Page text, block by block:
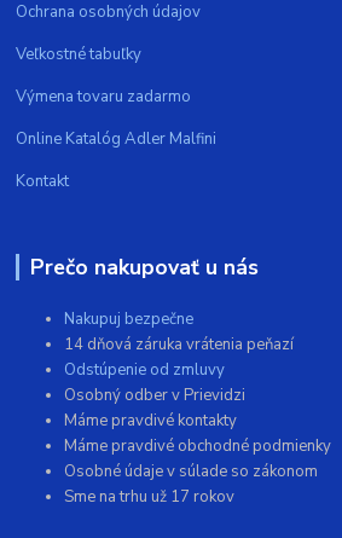
Ochrana osobných údajov
Veľkostné tabuľky
Výmena tovaru zadarmo
Online Katalóg Adler Malfini
Kontakt
Prečo nakupovať u nás
Nakupuj bezpečne
14 dňová záruka vrátenia peňazí
Odstúpenie od zmluvy
Osobný odber v Prievidzi
Máme pravdivé kontakty
Máme pravdivé obchodné podmienky
Osobné údaje v súlade so zákonom
Sme na trhu už 17 rokov